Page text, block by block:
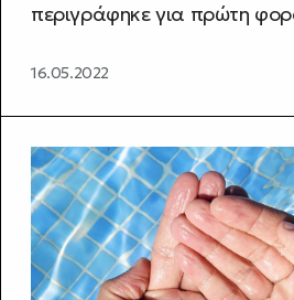
περιγράφηκε για πρώτη
16.05.2022